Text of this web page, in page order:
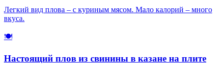
Легкий вид плова – с куриным мясом. Мало калорий – много
вкуса.
🍽
Настоящий плов из свинины в казане на плите